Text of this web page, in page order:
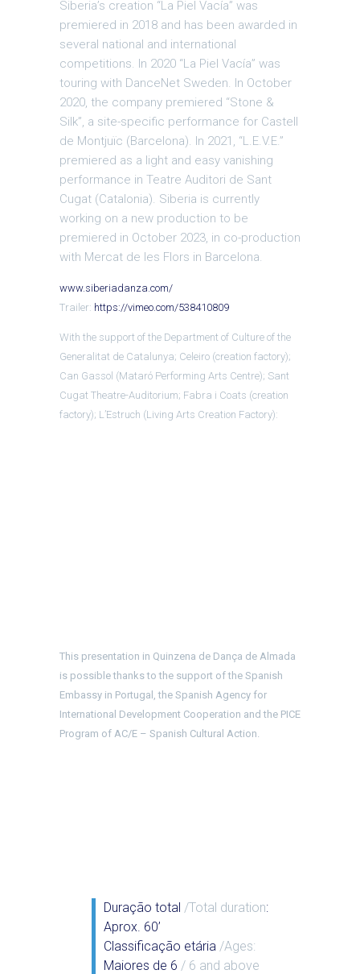
Siberia’s creation “La Piel Vacía” was
premiered in 2018 and has been awarded in
several national and international
competitions. In 2020 “La Piel Vacía” was
touring with DanceNet Sweden. In October
2020, the company premiered “Stone &
Silk”, a site-specific performance for Castell
de Montjuïc (Barcelona). In 2021, “L.E.V.E.”
premiered as a light and easy vanishing
performance in Teatre Auditori de Sant
Cugat (Catalonia). Siberia is currently
working on a new production to be
premiered in October 2023, in co-production
with Mercat de les Flors in Barcelona.
www.siberiadanza.com/
Trailer: https://vimeo.com/538410809
With the support of the Department of Culture of the
Generalitat de Catalunya; Celeiro (creation factory);
Can Gassol (Mataró Performing Arts Centre); Sant
Cugat Theatre-Auditorium; Fabra i Coats (creation
factory); L’Estruch (Living Arts Creation Factory):
This presentation in Quinzena de Dança de Almada
is possible thanks to the support of the Spanish
Embassy in Portugal, the Spanish Agency for
International Development Cooperation and the PICE
Program of AC/E – Spanish Cultural Action.
Duração total /Total duration:
Aprox. 60’
Classificação etária /Ages:
Maiores de 6 / 6 and above